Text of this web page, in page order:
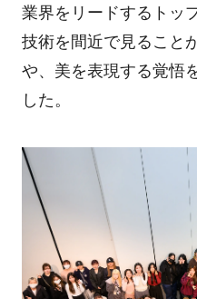
業界をリードするトッ
技術を間近で見ること
や、美を表現する覚悟
した。